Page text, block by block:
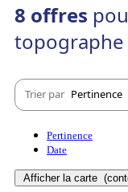
8 offres
topographe
Trier par Pertinence
Pertinence
Date
Afficher la carte